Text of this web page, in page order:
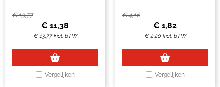
€13,77
€ 11,38
€13,77 Incl. BTW
Vergelijken
€4,16
€ 1,82
€2,20 Incl. BTW
Vergelijken